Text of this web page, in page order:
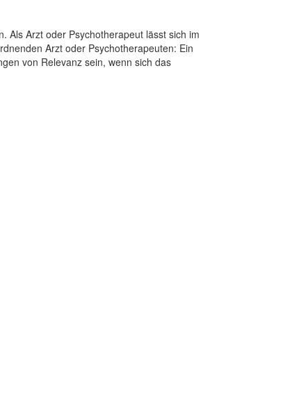
Als Arzt oder Psychotherapeut lässt sich im
Arzt oder Psychotherapeuten: Ein
von Relevanz sein, wenn sich das